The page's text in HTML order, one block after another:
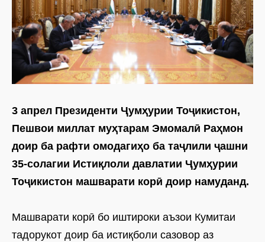
3 апрел Президенти Ҷумҳурии Тоҷикистон,
Пешвои миллат муҳтарам Эмомалӣ Раҳмон
доир ба рафти омодагиҳо ба таҷлили ҷашни
35-солагии Истиқлоли давлатии Ҷумҳурии
Тоҷикистон машварати корӣ доир намуданд.
Машварати корӣ бо иштироки аъзои Кумитаи
тадорукот доир ба истиқболи сазовор аз